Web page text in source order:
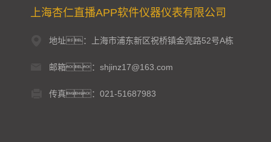
上海杏仁直播APP软件仪器仪表有限公司
地址：上海市浦东新区祝桥镇金亮路52号A栋
邮箱：shjinz17@163.com
传真：021-51687983